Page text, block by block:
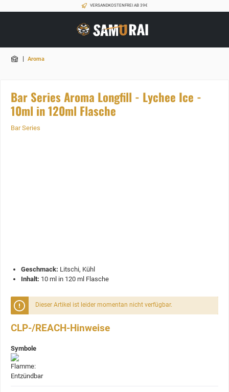
VERSANDKOSTENFREI AB 39€
| Aroma
Bar Series Aroma Longfill - Lychee Ice -
10ml in 120ml Flasche
Bar Series
Geschmack: Litschi, Kühl
Inhalt: 10 ml in 120 ml Flasche
Dieser Artikel ist leider momentan nicht verfügbar.
CLP-/REACH-Hinweise
Symbole